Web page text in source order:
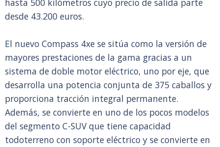
hasta 500 kilómetros cuyo precio de salida parte
desde 43.200 euros.
El nuevo Compass 4xe se sitúa como la versión de
mayores prestaciones de la gama gracias a un
sistema de doble motor eléctrico, uno por eje, que
desarrolla una potencia conjunta de 375 caballos y
proporciona tracción integral permanente.
Además, se convierte en uno de los pocos modelos
del segmento C-SUV que tiene capacidad
todoterreno con soporte eléctrico y se convierte en